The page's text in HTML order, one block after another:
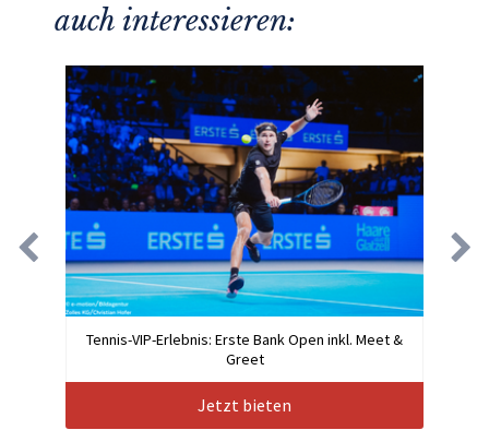
auch interessieren:
Tennis-VIP-Erlebnis: Erste Bank Open inkl. Meet &
Greet
Jetzt bieten